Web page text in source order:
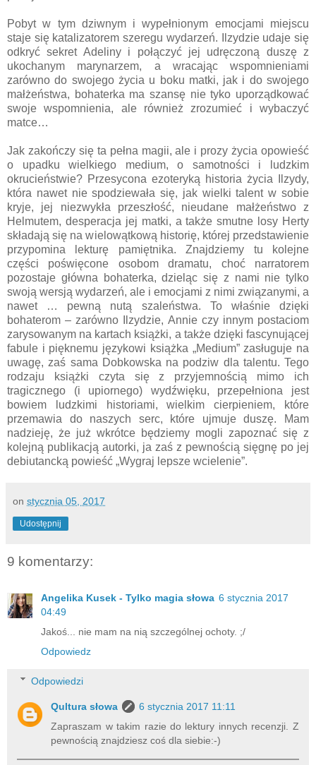
Pobyt w tym dziwnym i wypełnionym emocjami miejscu
staje się katalizatorem szeregu wydarzeń. Ilzydzie udaje się
odkryć sekret Adeliny i połączyć jej udręczoną duszę z
ukochanym marynarzem, a wracając wspomnieniami
zarówno do swojego życia u boku matki, jak i do swojego
małżeństwa, bohaterka ma szansę nie tyko uporządkować
swoje wspomnienia, ale również zrozumieć i wybaczyć
matce…
Jak zakończy się ta pełna magii, ale i prozy życia opowieść
o upadku wielkiego medium, o samotności i ludzkim
okrucieństwie? Przesycona ezoteryką historia życia Ilzydy,
która nawet nie spodziewała się, jak wielki talent w sobie
kryje, jej niezwykła przeszłość, nieudane małżeństwo z
Helmutem, desperacja jej matki, a także smutne losy Herty
składają się na wielowątkową historię, której przedstawienie
przypomina lekturę pamiętnika. Znajdziemy tu kolejne
części poświęcone osobom dramatu, choć narratorem
pozostaje główna bohaterka, dzieląc się z nami nie tylko
swoją wersją wydarzeń, ale i emocjami z nimi związanymi, a
nawet … pewną nutą szaleństwa. To właśnie dzięki
bohaterom – zarówno Ilzydzie, Annie czy innym postaciom
zarysowanym na kartach książki, a także dzięki fascynującej
fabule i pięknemu językowi książka „Medium” zasługuje na
uwagę, zaś sama Dobkowska na podziw dla talentu. Tego
rodzaju książki czyta się z przyjemnością mimo ich
tragicznego (i upiornego) wydźwięku, przepełniona jest
bowiem ludzkimi historiami, wielkim cierpieniem, które
przemawia do naszych serc, które ujmuje duszę. Mam
nadzieję, że już wkrótce będziemy mogli zapoznać się z
kolejną publikacją autorki, ja zaś z pewnością sięgnę po jej
debiutancką powieść „Wygraj lepsze wcielenie”.
on stycznia 05, 2017
Udostępnij
9 komentarzy:
Angelika Kusek - Tylko magia słowa 6 stycznia 2017
04:49
Jakoś... nie mam na nią szczególnej ochoty. ;/
Odpowiedz
Odpowiedzi
Qultura słowa
6 stycznia 2017 11:11
Zapraszam w takim razie do lektury innych recenzji. Z
pewnością znajdziesz coś dla siebie:-)